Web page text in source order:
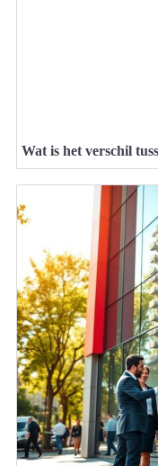
Wat is het verschil